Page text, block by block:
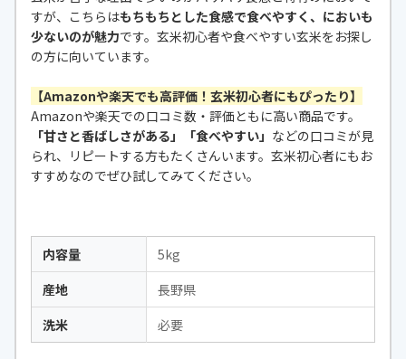
すが、こちらはもちもちとした食感で食べやすく、においも
少ないのが魅力です。玄米初心者や食べやすい玄米をお探し
の方に向いています。
【Amazonや楽天でも高評価！玄米初心者にもぴったり】
Amazonや楽天での口コミ数・評価ともに高い商品です。
「甘さと香ばしさがある」「食べやすい」 などの口コミが見
られ、リピートする方もたくさんいます。玄米初心者にもお
すすめなのでぜひ試してみてください。
内容量
5kg
産地
長野県
洗米
必要